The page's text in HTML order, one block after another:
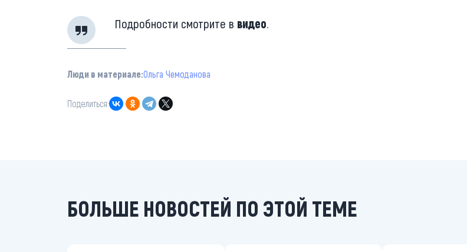
Подробности смотрите в видео
Люди в материале:Ольга Чемоданова
Поделиться:
БОЛЬШЕ НОВОСТЕЙ ПО ЭТОЙ ТЕМЕ